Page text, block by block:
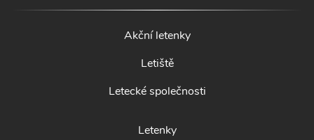
Akční letenky
Letiště
Letecké společnosti
Letenky